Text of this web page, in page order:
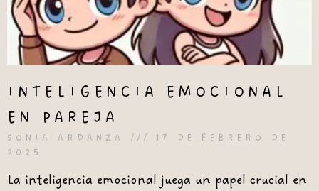
INTELIGENCIA EMOCIONAL
EN PAREJA
SONIA ARDANZA
17 DE FEBRERO DE
2025
La inteligencia emocional juega un papel crucial en